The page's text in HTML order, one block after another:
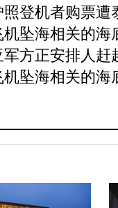
登机者购票遭
坠海相关的海
方正安排人赶
坠海相关的海